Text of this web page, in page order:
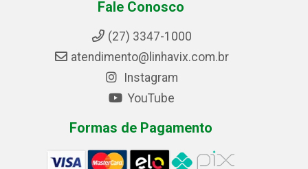
Fale Conosco
(27) 3347-1000
atendimento@linhavix.com.br
Instagram
YouTube
Formas de Pagamento